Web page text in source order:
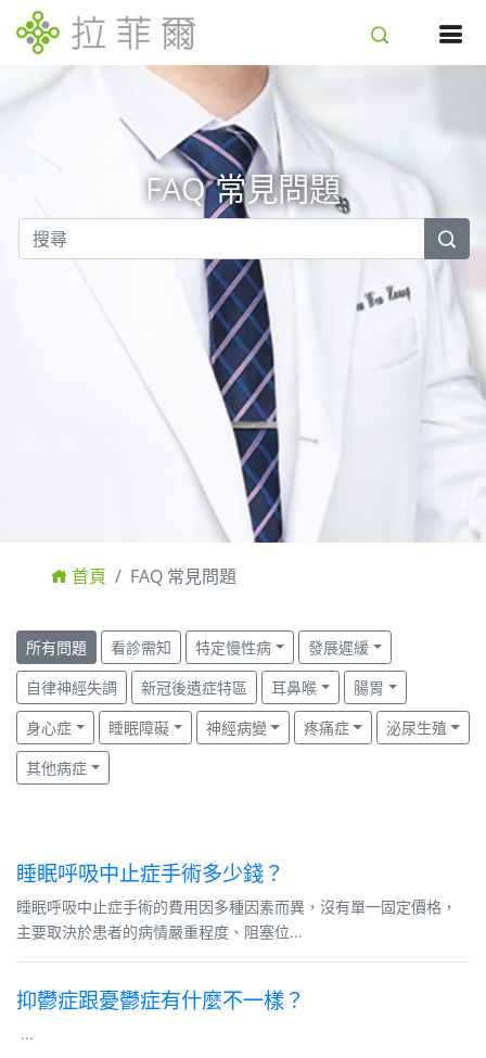
FAQ 常見問題
首頁 FAQ 常見問題
所有問題 看診需知 特定慢性病
發展遲緩
自律神經失調
新冠後遺症特區 耳鼻喉
腸胃
身心症
睡眠障礙 神經病變 疼痛症
泌尿生殖
其他病症
睡眠呼吸中止症手術多少錢？
睡眠呼吸中止症手術的費用因多種因素而異，沒有單一固定價格，
主要取決於患者的病情嚴重程度、阻塞位...
抑鬱症跟憂鬱症有什麼不一樣？
...